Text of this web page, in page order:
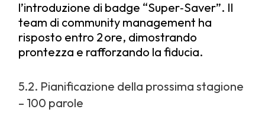
l’introduzione di badge “Super‑Saver”. Il
team di community management ha
risposto entro 2 ore, dimostrando
prontezza e rafforzando la fiducia.
5.2. Pianificazione della prossima stagione
– 100 parole